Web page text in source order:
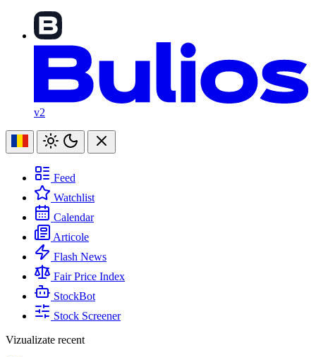
v2
Feed
Watchlist
Calendar
Articole
Flash News
Fair Price Index
StockBot
Stock Screener
Vizualizate recent